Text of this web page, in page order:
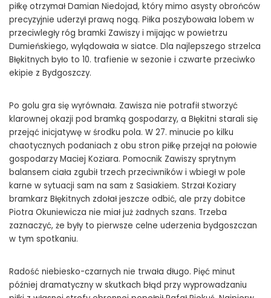
piłkę otrzymał Damian Niedojad, który mimo asysty obrońców
precyzyjnie uderzył prawą nogą. Piłka poszybowała lobem w
przeciwległy róg bramki Zawiszy i mijając w powietrzu
Dumieńskiego, wylądowała w siatce. Dla najlepszego strzelca
Błękitnych było to 10. trafienie w sezonie i czwarte przeciwko
ekipie z Bydgoszczy.
Po golu gra się wyrównała. Zawisza nie potrafił stworzyć
klarownej okazji pod bramką gospodarzy, a Błękitni starali się
przejąć inicjatywę w środku pola. W 27. minucie po kilku
chaotycznych podaniach z obu stron piłkę przejął na połowie
gospodarzy Maciej Koziara. Pomocnik Zawiszy sprytnym
balansem ciała zgubił trzech przeciwników i wbiegł w pole
karne w sytuacji sam na sam z Sasiakiem. Strzał Koziary
bramkarz Błękitnych zdołał jeszcze odbić, ale przy dobitce
Piotra Okuniewicza nie miał już żadnych szans. Trzeba
zaznaczyć, że były to pierwsze celne uderzenia bydgoszczan
w tym spotkaniu.
Radość niebiesko-czarnych nie trwała długo. Pięć minut
później dramatyczny w skutkach błąd przy wyprowadzaniu